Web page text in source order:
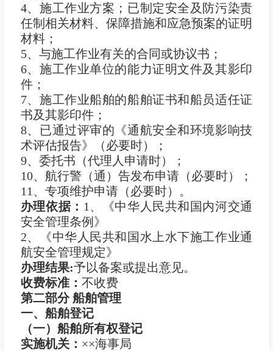
4、施工作业方案；已制定安全及防污染责
任制相关材料、保障措施和应急预案的证明
材料；
5、与施工作业有关的合同或协议书；
6、施工作业单位的能力证明文件及其影印
件；
7、施工作业船舶的船舶证书和船员适任证
书及其影印件；
8、已通过评审的《通航安全和环境影响技
术评估报告》（必要时）；
9、委托书（代理人申请时）；
10、航行警（通）告发布申请（必要时）；
11、专项维护申请（必要时）。
办理依据： 1、《中华人民共和国内河交通
安全管理条例》
2、《中华人民共和国水上水下施工作业通
航安全管理规定》
办理结果:予以备案或提出意见。
收费标准： 不收费
第二部分 船舶管理
一、船舶登记
（一）船舶所有权登记
实施机关： ××海事局